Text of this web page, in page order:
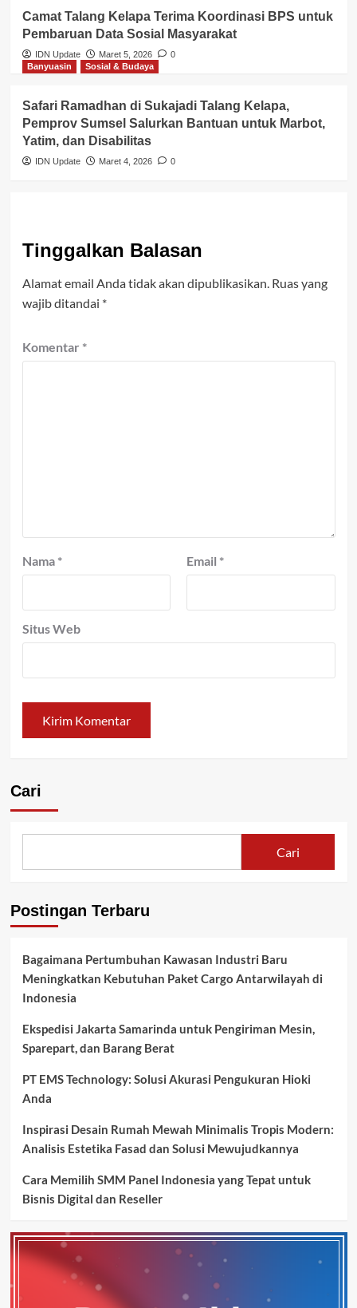
Camat Talang Kelapa Terima Koordinasi BPS untuk
Pembaruan Data Sosial Masyarakat
IDN Update Maret 5, 2026
0
Banyuasin
Sosial & Budaya
Safari Ramadhan di Sukajadi Talang Kelapa,
Pemprov Sumsel Salurkan Bantuan untuk Marbot,
Yatim, dan Disabilitas
IDN Update Maret 4, 2026 0
Tinggalkan Balasan
Alamat email Anda tidak akan dipublikasikan. Ruas yang
wajib ditandai *
Komentar *
Nama * Email *
Situs Web
Cari
Cari
Postingan Terbaru
Bagaimana Pertumbuhan Kawasan Industri Baru
Meningkatkan Kebutuhan Paket Cargo Antarwilayah di
Indonesia
Ekspedisi Jakarta Samarinda untuk Pengiriman Mesin,
Sparepart, dan Barang Berat
PT EMS Technology: Solusi Akurasi Pengukuran Hioki
Anda
Inspirasi Desain Rumah Mewah Minimalis Tropis Modern:
Analisis Estetika Fasad dan Solusi Mewujudkannya
Cara Memilih SMM Panel Indonesia yang Tepat untuk
Bisnis Digital dan Reseller